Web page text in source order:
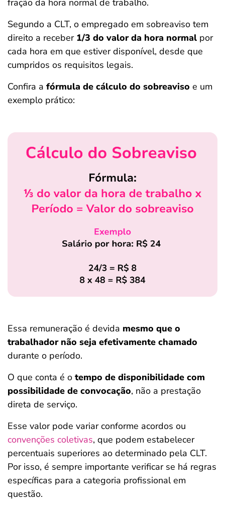
fração da hora normal de trabalho.
Segundo a CLT, o empregado em sobreaviso tem
direito a receber 1/3 do valor da hora normal por
cada hora em que estiver disponível, desde que
cumpridos os requisitos legais.
Confira a fórmula de cálculo do sobreaviso e um
exemplo prático:
Essa remuneração é devida mesmo que o
trabalhador não seja efetivamente chamado
durante o período.
O que conta é o tempo de disponibilidade com
possibilidade de convocação, não a prestação
direta de serviço.
Esse valor pode variar conforme acordos ou
convenções coletivas, que podem estabelecer
percentuais superiores ao determinado pela CLT.
Por isso, é sempre importante verificar se há regras
específicas para a categoria profissional em
questão.